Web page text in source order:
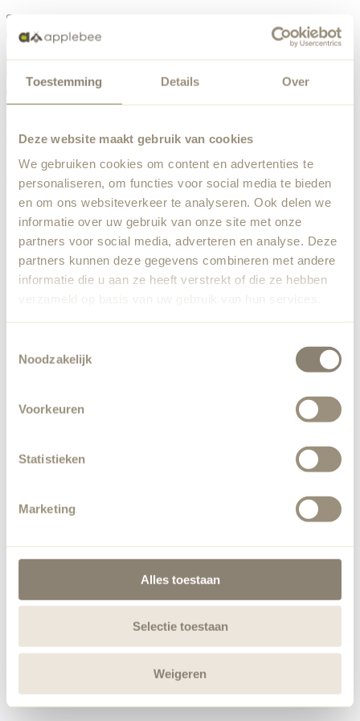
Toestemming Details Over
Deze website maakt gebruik van cookies
We gebruiken cookies om content en advertenties te
personaliseren, om functies voor social media te bieden
en om ons websiteverkeer te analyseren. Ook delen we
informatie over uw gebruik van onze site met onze
partners voor social media, adverteren en analyse. Deze
partners kunnen deze gegevens combineren met andere
informatie die u aan ze heeft verstrekt of die ze hebben
verzameld op basis van uw gebruik van hun services.
Noodzakelijk
Voorkeuren
Statistieken
Marketing
Alles toestaan
Selectie toestaan
Weigeren
Etwas ist schiefgelaufen
Team wurde benachrichtigt.
Zurück zur Startseite